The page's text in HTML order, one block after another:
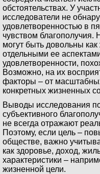
обстоятельствах. У
исследователи не
удовлетворенностью в
чувством благополучия.
могут быть довольны
отдельными ее
удовлетворенности,
Возможно, на их
факторы – от
конкретных жизненных
Выводы исследования
субъективного
не всегда отражают
Поэтому, если цель –
обществе, важно
как здоровье, доход,
характеристики –
жизненной цели.